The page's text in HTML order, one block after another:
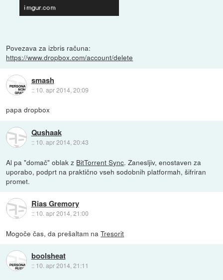
Povezava za izbris računa:
https://www.dropbox.com/account/delete
smash
:: 10. apr 2014, 20:09
papa dropbox
Qushaak
:: 10. apr 2014, 20:43
Al pa "domač" oblak z BitTorrent Sync. Zanesljiv, enostaven za
uporabo, podprt na praktično vseh sodobnih platformah, šifriran
promet.
Rias Gremory
:: 10. apr 2014, 21:00
Mogoče čas, da prešaltam naTresorit
boolsheat
:: 10. apr 2014, 21:11